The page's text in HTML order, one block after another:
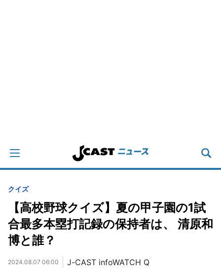
クイズ
【高校野球クイズ】夏の甲子園の1試
合最多本塁打記録の保持者は、 清原和
博と誰？
2024.08.07 06:00 J-CAST infoWATCH Q